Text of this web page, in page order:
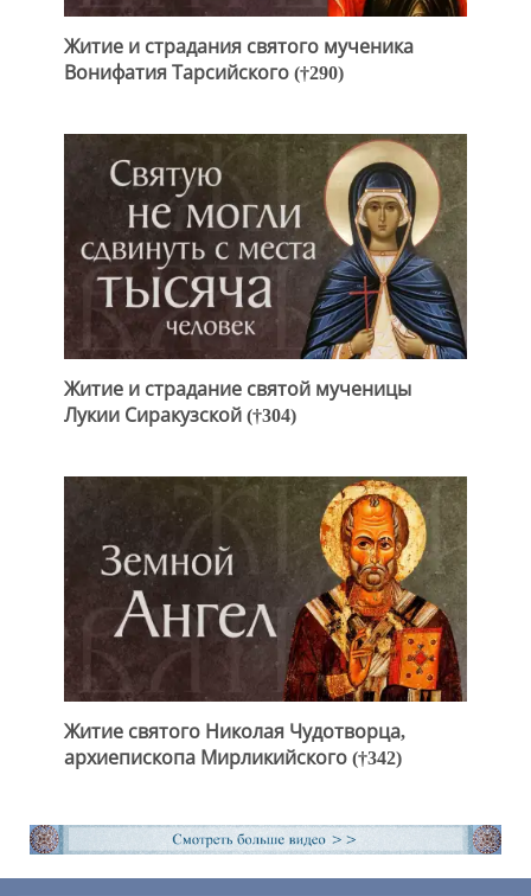
Житие и страдания святого мученика
Вонифатия Тарсийского (†290)
Житие и страдание святой мученицы
Лукии Сиракузской (†304)
Житие святого Николая Чудотворца,
архиепископа Мирликийского (†342)